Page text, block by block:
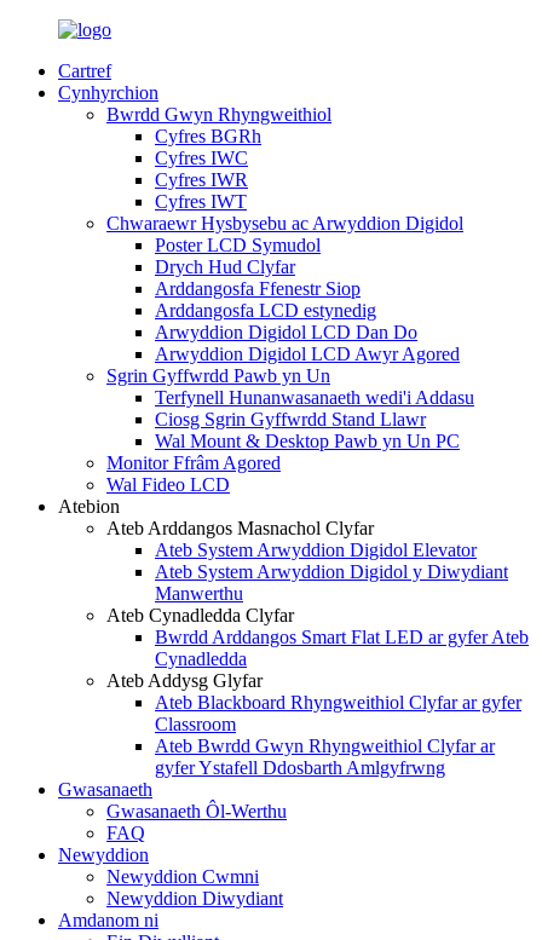
Cartref
Cynhyrchion
Bwrdd Gwyn Rhyngweithiol
Cyfres BGRh
Cyfres IWC
Cyfres IWR
Cyfres IWT
Chwaraewr Hysbysebu ac Arwyddion Digidol
Poster LCD Symudol
Drych Hud Clyfar
Arddangosfa Ffenestr Siop
Arddangosfa LCD estynedig
Arwyddion Digidol LCD Dan Do
Arwyddion Digidol LCD Awyr Agored
Sgrin Gyffwrdd Pawb yn Un
Terfynell Hunanwasanaeth wedi'i Addasu
Ciosg Sgrin Gyffwrdd Stand Llawr
Wal Mount & Desktop Pawb yn Un PC
Monitor Ffrâm Agored
Wal Fideo LCD
Atebion
Ateb Arddangos Masnachol Clyfar
Ateb System Arwyddion Digidol Elevator
Ateb System Arwyddion Digidol y Diwydiant
Manwerthu
Ateb Cynadledda Clyfar
Bwrdd Arddangos Smart Flat LED ar gyfer Ateb
Cynadledda
Ateb Addysg Glyfar
Ateb Blackboard Rhyngweithiol Clyfar ar gyfer
Classroom
Ateb Bwrdd Gwyn Rhyngweithiol Clyfar ar
gyfer Ystafell Ddosbarth Amlgyfrwng
Gwasanaeth
Gwasanaeth Ôl-Werthu
FAQ
Newyddion
Newyddion Cwmni
Newyddion Diwydiant
Amdanom ni